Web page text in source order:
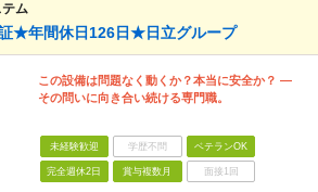
ム
★年間休日126日★日立グループ
この設備は問題なく動くか？本当に安全か？ ―
その問いに向き合い続ける専門職。
未経験歓迎 学歴不問 ベテランOK
完全週休2日 賞与複数月 面接1回